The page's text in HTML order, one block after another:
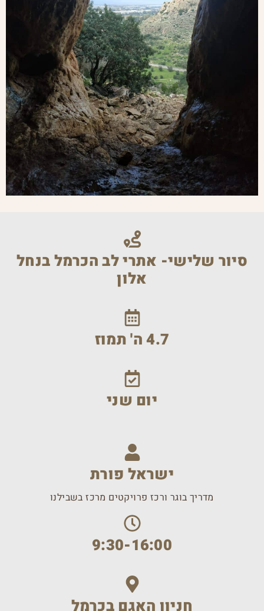
סיור שלישי- אתרי לב הכרמל בנחל
אלון
4.7 ה' תמוז
יום שני
ישראל פורת
מדריך בוגר ורכז פרויקטים מרכז בשבילנו
9:30-16:00
חניון האגם בכרמל